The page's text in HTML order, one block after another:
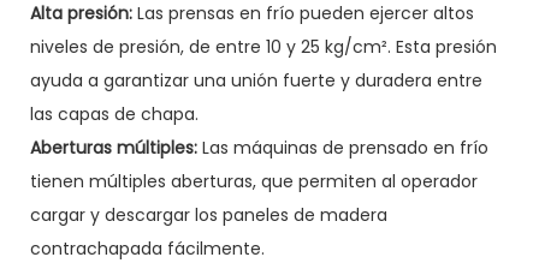
Alta presión: Las prensas en frío pueden ejercer altos
niveles de presión, de entre 10 y 25 kg/cm². Esta presión
ayuda a garantizar una unión fuerte y duradera entre
las capas de chapa.
Aberturas múltiples: Las máquinas de prensado en frío
tienen múltiples aberturas, que permiten al operador
cargar y descargar los paneles de madera
contrachapada fácilmente.